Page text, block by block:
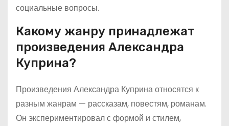
социальные вопросы.
Какому жанру принадлежат
произведения Александра
Куприна?
Произведения Александра Куприна относятся к
разным жанрам — рассказам, повестям, романам.
Он экспериментировал с формой и стилем,